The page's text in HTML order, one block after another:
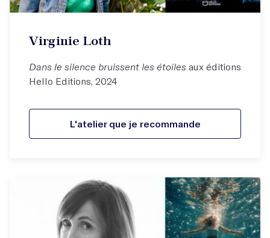
Virginie Loth
Dans le silence bruissent les étoiles aux éditions
Hello Editions, 2024
L'atelier que je recommande